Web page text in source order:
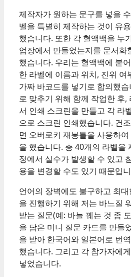
제작자가 원하는 문구를 넣을
벨을 특별히 제작하는 것이 유
했습니다. 또한 각 혈액백을 누
업장에서 만들었는지를 문서화
했습니다. 우리는 혈액백에 붙
한 라벨에 이름과 위치, 진위 여
가짜 바코드를 넣기로 합의했
로 맞추기 위해 함께 작업한 후,
서 인쇄 스크린을 만들고 각 라
으로 스크린 인쇄했습니다. 건
면 오버로커 재봉틀을 사용하
을 했습니다. 총 40개의 라벨을
정에서 실수가 발생할 수 있고
용을 변경할 수도 있기 때문입
언어의 장벽에도 불구하고 최
을 진행하기 위해 저는 바느질
받는 질문(예: 바늘 꿰는 것 좀
을 담은 미니 질문 카드를 만들
을 받아 한국어와 일본어로 번
했습니다. 그리고 각 참가자에
넣었습니다.